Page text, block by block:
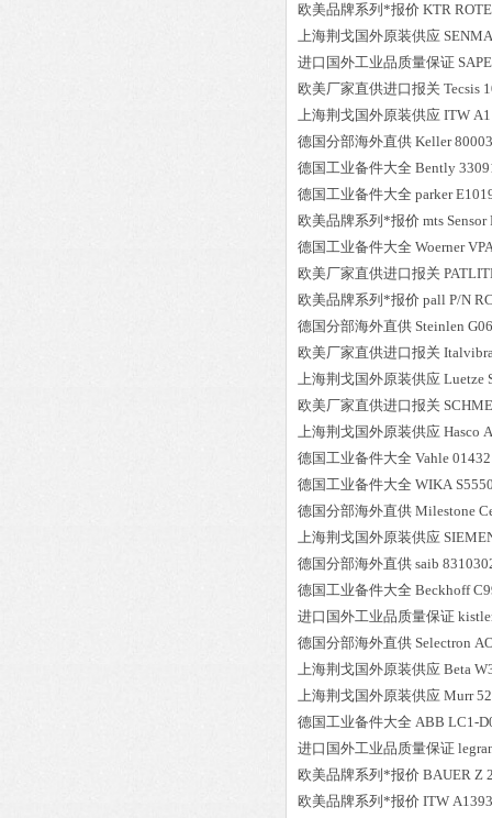
欧美品牌系列*报价 KTR
上海荆戈国外原装供应
进口国外工业品质量保证
欧美厂家直供进口报关 Tecsis
上海荆戈国外原装供应 ITW
德国分部海外直供 Keller
德国工业备件大全 Bently
德国工业备件大全 parker
欧美品牌系列*报价 mts
德国工业备件大全 Woerner
欧美厂家直供进口报关
欧美品牌系列*报价 pall P/N
德国分部海外直供 Steinlen
欧美厂家直供进口报关
上海荆戈国外原装供应 Luetze
欧美厂家直供进口报关
上海荆戈国外原装供应 Hasco
德国工业备件大全 Vahle
德国工业备件大全 WIKA
德国分部海外直供 Milestone
上海荆戈国外原装供应
德国分部海外直供 saib
德国工业备件大全 Beckhoff
进口国外工业品质量保证
德国分部海外直供 Selectron
上海荆戈国外原装供应 Beta
上海荆戈国外原装供应 Murr
德国工业备件大全 ABB LC1-
进口国外工业品质量保证
欧美品牌系列*报价 BAUER Z
欧美品牌系列*报价 ITW